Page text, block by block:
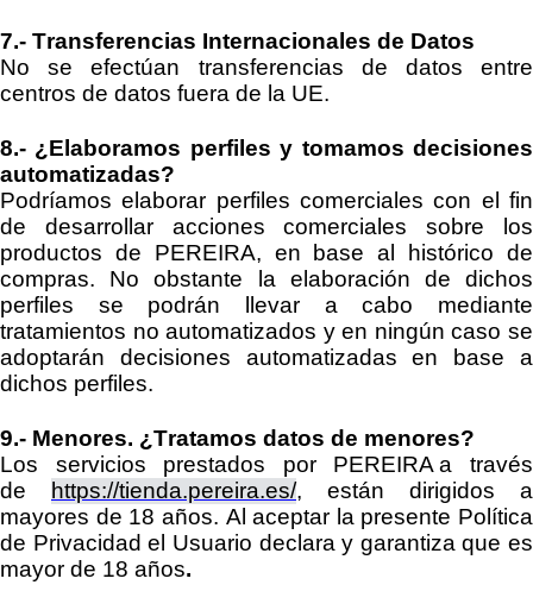
7.- Transferencias Internacionales de Datos
No se efectúan transferencias de datos entre
centros de datos fuera de la UE.
8.- ¿Elaboramos perfiles y tomamos decisiones
automatizadas?
Podríamos elaborar perfiles comerciales con el fin
de desarrollar acciones comerciales sobre los
productos de PEREIRA, en base al histórico de
compras. No obstante la elaboración de dichos
perfiles se podrán llevar a cabo mediante
tratamientos no automatizados y en ningún caso se
adoptarán decisiones automatizadas en base a
dichos perfiles.
9.- Menores. ¿Tratamos datos de menores?
Los servicios prestados por PEREIRA a través
de
https://tienda.pereira.es/, están dirigidos a
mayores de 18 años. Al aceptar la presente Política
de Privacidadel Usuario declara y garantiza que es
mayor de 18 años.